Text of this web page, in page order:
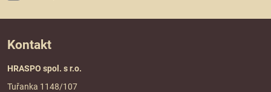
Kontakt
HRASPO spol. s r.o.
Tuřanka 1148/107